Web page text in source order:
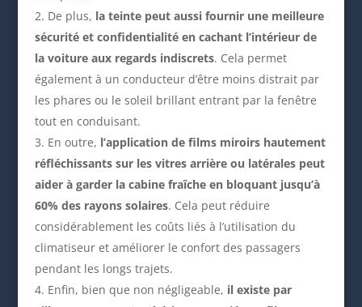
De plus, la teinte peut aussi fournir une meilleure
sécurité et confidentialité en cachant l’intérieur de
la voiture aux regards indiscrets. Cela permet
également à un conducteur d’être moins distrait par
les phares ou le soleil brillant entrant par la fenêtre
tout en conduisant.
En outre, l’application de films miroirs hautement
réfléchissants sur les vitres arrière ou latérales peut
aider à garder la cabine fraîche en bloquant jusqu’à
60% des rayons solaires. Cela peut réduire
considérablement les coûts liés à l’utilisation du
climatiseur et améliorer le confort des passagers
pendant les longs trajets.
Enfin, bien que non négligeable, il existe par